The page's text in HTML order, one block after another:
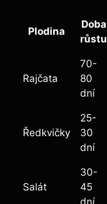
Plodina
Doba
růstu
Rajčata
70-
80
dní
Ředkvičky
25-
30
dní
Salát
30-
45